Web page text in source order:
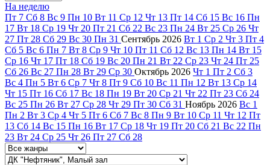
На неделю
Пт 7 Сб 8 Вс 9 Пн 10 Вт 11 Ср 12 Чт 13 Пт 14 Сб 15 Вс 16 Пн
17 Вт 18 Ср 19 Чт 20 Пт 21 Сб 22 Вс 23 Пн 24 Вт 25 Ср 26 Чт
27 Пт 28 Сб 29 Вс 30 Пн 31 Сентябрь 2026 Вт 1 Ср 2 Чт 3 Пт 4
Сб 5 Вс 6 Пн 7 Вт 8 Ср 9 Чт 10 Пт 11 Сб 12 Вс 13 Пн 14 Вт 15
Ср 16 Чт 17 Пт 18 Сб 19 Вс 20 Пн 21 Вт 22 Ср 23 Чт 24 Пт 25
Сб 26 Вс 27 Пн 28 Вт 29 Ср 30 Октябрь 2026 Чт 1 Пт 2 Сб 3
Вс 4 Пн 5 Вт 6 Ср 7 Чт 8 Пт 9 Сб 10 Вс 11 Пн 12 Вт 13 Ср 14
Чт 15 Пт 16 Сб 17 Вс 18 Пн 19 Вт 20 Ср 21 Чт 22 Пт 23 Сб 24
Вс 25 Пн 26 Вт 27 Ср 28 Чт 29 Пт 30 Сб 31 Ноябрь 2026 Вс 1
Пн 2 Вт 3 Ср 4 Чт 5 Пт 6 Сб 7 Вс 8 Пн 9 Вт 10 Ср 11 Чт 12 Пт
13 Сб 14 Вс 15 Пн 16 Вт 17 Ср 18 Чт 19 Пт 20 Сб 21 Вс 22 Пн
23 Вт 24 Ср 25 Чт 26 Пт 27 Сб 28